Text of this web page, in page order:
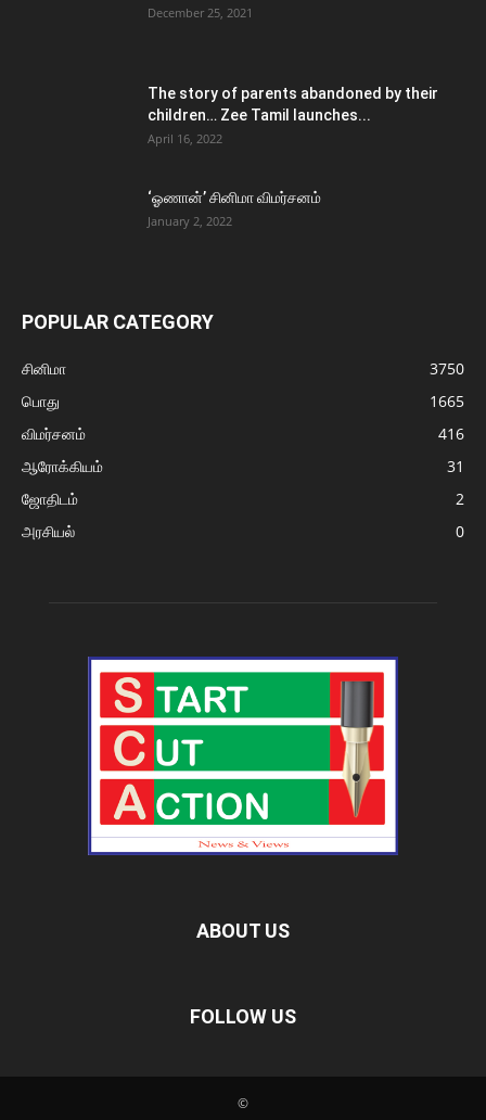
December 25, 2021
The story of parents abandoned by their
children… Zee Tamil launches...
April 16, 2022
‘ஓணான்’ சினிமா விமர்சனம்
January 2, 2022
POPULAR CATEGORY
சினிமா
3750
பொது
1665
விமர்சனம்
416
ஆரோக்கியம்
31
ஜோதிடம்
2
அரசியல்
0
ABOUT US
FOLLOW US
©